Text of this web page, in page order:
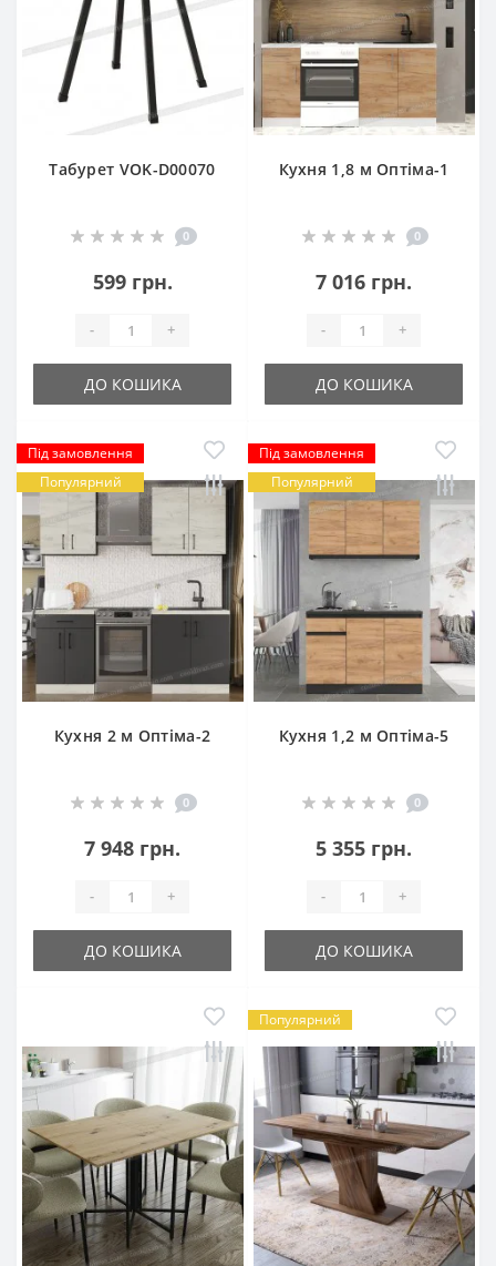
Табурет VOK-D00070
0
599 грн.
- +
ДО КОШИКА
Кухня 1,8 м Оптіма-1
0
7 016 грн.
- +
ДО КОШИКА
Під замовлення
Популярний
Кухня 2 м Оптіма-2
0
7 948 грн.
- +
ДО КОШИКА
Під замовлення
Популярний
Кухня 1,2 м Оптіма-5
0
5 355 грн.
- +
ДО КОШИКА
Популярний